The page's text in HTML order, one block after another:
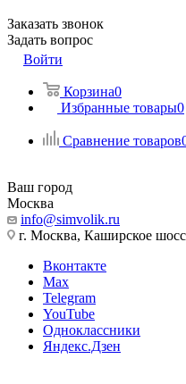
Заказать звонок
Задать вопрос
Войти
Корзина0
Избранные товары0
Сравнение товаров
Ваш город
Москва
info@simvolik.ru
г. Москва, Каширское
Вконтакте
Max
Telegram
YouTube
Одноклассники
Яндекс.Дзен